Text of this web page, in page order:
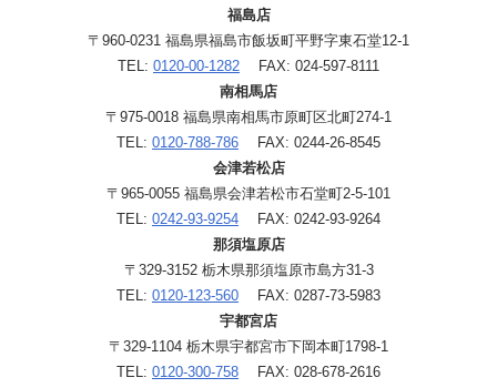
福島店
〒960-0231 福島県福島市飯坂町平野字東石堂12-1
TEL: 0120-00-1282 FAX: 024-597-8111
南相馬店
〒975-0018 福島県南相馬市原町区北町274-1
TEL: 0120-788-786 FAX: 0244-26-8545
会津若松店
〒965-0055 福島県会津若松市石堂町2-5-101
TEL: 0242-93-9254 FAX: 0242-93-9264
那須塩原店
〒329-3152 栃木県那須塩原市島方31-3
TEL: 0120-123-560 FAX: 0287-73-5983
宇都宮店
〒329-1104 栃木県宇都宮市下岡本町1798-1
TEL: 0120-300-758 FAX: 028-678-2616